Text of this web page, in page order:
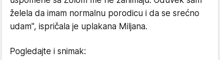
želela da imam normalnu porodicu i da se srećno
udam", ispričala je uplakana Miljana.
Pogledajte i snimak: